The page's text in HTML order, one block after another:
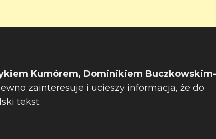
Kumórem, Dominikiem Buczkowskim-
zainteresuje i ucieszy informacja, że do
tekst.